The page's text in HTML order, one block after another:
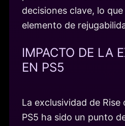
decisiones clave, lo
elemento de
IMPACTO DE LA
EN PS5
La exclusividad de
PS5 ha sido un punto